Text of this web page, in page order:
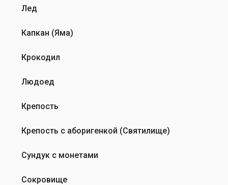
Лед
Капкан (Яма)
Крокодил
Людоед
Крепость
Крепость с аборигенкой (Святилище)
Сундук с монетами
Сокровище